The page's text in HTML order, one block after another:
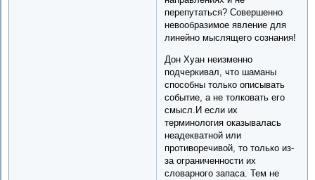
перепутаться? Совершенно
невообразимое явление для
линейно мыслящего сознания!
Дон Хуан неизменно
подчеркивал, что шаманы
способны только описывать
событие, а не толковать его
смысл.И если их
терминология оказывалась
неадекватной или
противоречивой, то только из-
за ограниченности их
словарного запаса. Тем не